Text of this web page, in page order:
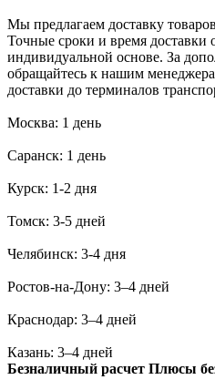
Мы предлагаем доставку
Точные сроки и время доставки
индивидуальной основе. За
обращайтесь к нашим
доставки до терминалов
Москва: 1 день
Саранск: 1 день
Курск: 1-2 дня
Томск: 3-5 дней
Челябинск: 3-4 дня
Ростов-на-Дону: 3–4 дней
Краснодар: 3–4 дней
Казань: 3–4 дней
Безналичный расчет Плюсы